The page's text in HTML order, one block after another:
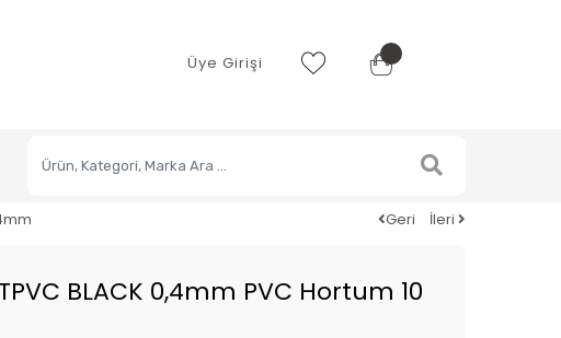
Üye Girişi
Geri İleri
BLACK 0,4mm PVC Hortum 10